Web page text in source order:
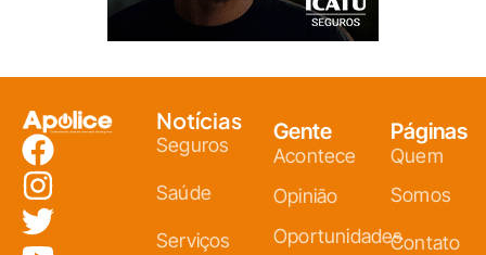
Notícias
Seguros
Saúde
Serviços
Gente
Acontece
Opinião
Oportunidades
Páginas
Quem
Somos
Contato